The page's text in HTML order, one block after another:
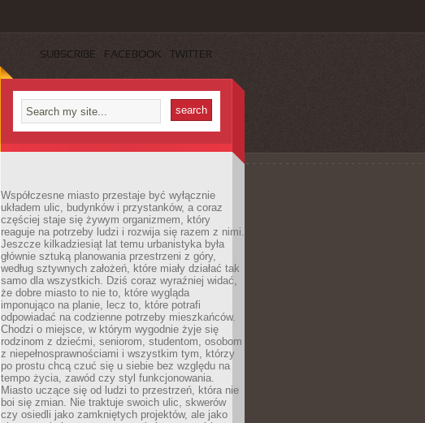
SUBSCRIBE FACEBOOK TWITTER
Współczesne miasto przestaje być wyłącznie
układem ulic, budynków i przystanków, a coraz
częściej staje się żywym organizmem, który
reaguje na potrzeby ludzi i rozwija się razem z nimi.
Jeszcze kilkadziesiąt lat temu urbanistyka była
głównie sztuką planowania przestrzeni z góry,
według sztywnych założeń, które miały działać tak
samo dla wszystkich. Dziś coraz wyraźniej widać,
że dobre miasto to nie to, które wygląda
imponująco na planie, lecz to, które potrafi
odpowiadać na codzienne potrzeby mieszkańców.
Chodzi o miejsce, w którym wygodnie żyje się
rodzinom z dziećmi, seniorom, studentom, osobom
z niepełnosprawnościami i wszystkim tym, którzy
po prostu chcą czuć się u siebie bez względu na
tempo życia, zawód czy styl funkcjonowania.
Miasto uczące się od ludzi to przestrzeń, która nie
boi się zmian. Nie traktuje swoich ulic, skwerów
czy osiedli jako zamkniętych projektów, ale jako